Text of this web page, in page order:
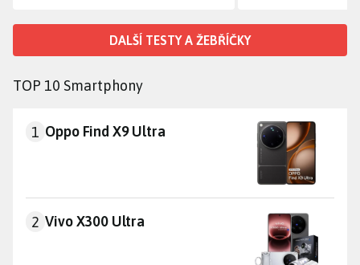
DALŠÍ TESTY A ŽEBŘÍČKY
TOP 10 Smartphony
Oppo Find X9 Ultra
1 Oppo Find X9 Ultra
Vivo X300 Ultra
2 Vivo X300 Ultra